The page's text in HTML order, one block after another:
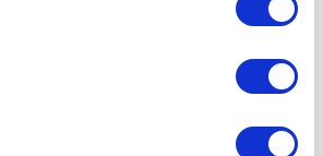
al agua